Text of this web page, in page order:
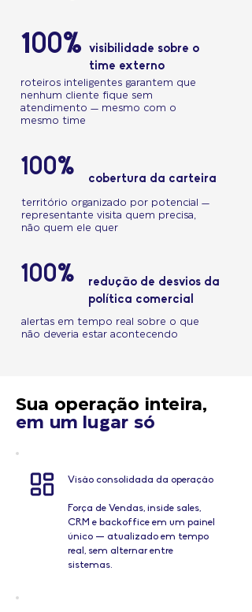
100%
visibilidade sobre o
time externo
roteiros inteligentes garantem que
nenhum cliente fique sem
atendimento — mesmo com o
mesmo time
100% cobertura da carteira
território organizado por potencial —
representante visita quem precisa,
não quem ele quer
100%
redução de desvios da
política comercial
alertas em tempo real sobre o que
não deveria estar acontecendo
Sua operação inteira,
em um lugar só
Visão consolidada da operação
Força de Vendas, inside sales,
CRM e backoffice em um painel
único — atualizado em tempo
real, sem alternar entre
sistemas.